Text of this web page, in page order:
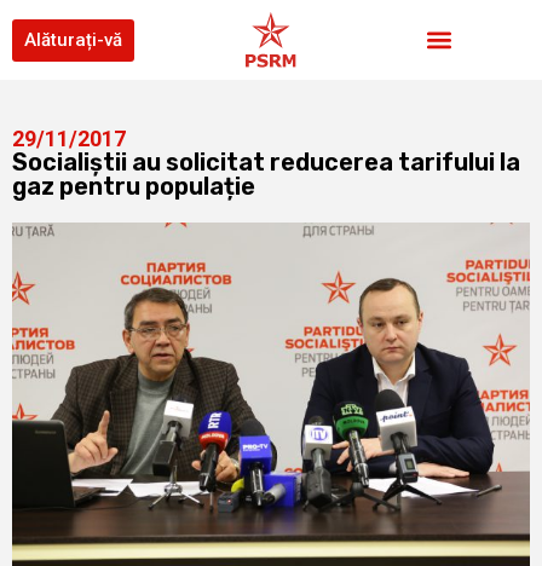
Alăturați-vă
29/11/2017
Socialiștii au solicitat reducerea tarifului la
gaz pentru populație